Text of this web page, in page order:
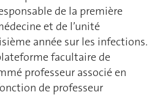
de la première
et de l’unité
année sur les infections.
facultaire de
professeur associé en
de professeur